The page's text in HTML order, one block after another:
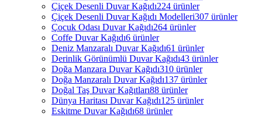
Çiçek Desenli Duvar Kağıdı224 ürünler
Çiçek Desenli Duvar Kağıdı Modelleri307 ürünler
Çocuk Odası Duvar Kağıdı264 ürünler
Coffe Duvar Kağıdı6 ürünler
Deniz Manzaralı Duvar Kağıdı61 ürünler
Derinlik Görünümlü Duvar Kağıdı43 ürünler
Doğa Manzara Duvar Kağıdı310 ürünler
Doğa Manzaralı Duvar Kağıdı137 ürünler
Doğal Taş Duvar Kağıtları88 ürünler
Dünya Haritası Duvar Kağıdı125 ürünler
Eskitme Duvar Kağıdı68 ürünler